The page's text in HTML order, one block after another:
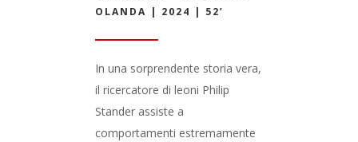
OLANDA | 2024 | 52’
In una sorprendente storia vera,
il ricercatore di leoni Philip
Stander assiste a
comportamenti estremamente